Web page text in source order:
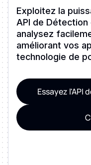
Exploitez la
API de
analysez
améliorant vos
technologie de
Essayez l'API